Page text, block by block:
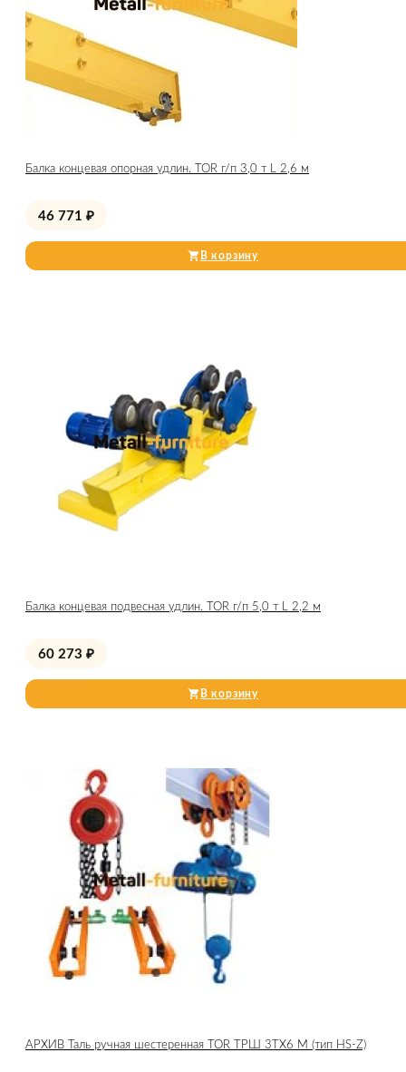
Балка концевая опорная удлин. TOR г/п 3,0 т L 2,6 м
46 771 ₽
В корзину
Балка концевая подвесная удлин. TOR г/п 5,0 т L 2,2 м
60 273 ₽
В корзину
АРХИВ Таль ручная шестеренная TOR ТРШ 3ТХ6 М (тип HS-Z)